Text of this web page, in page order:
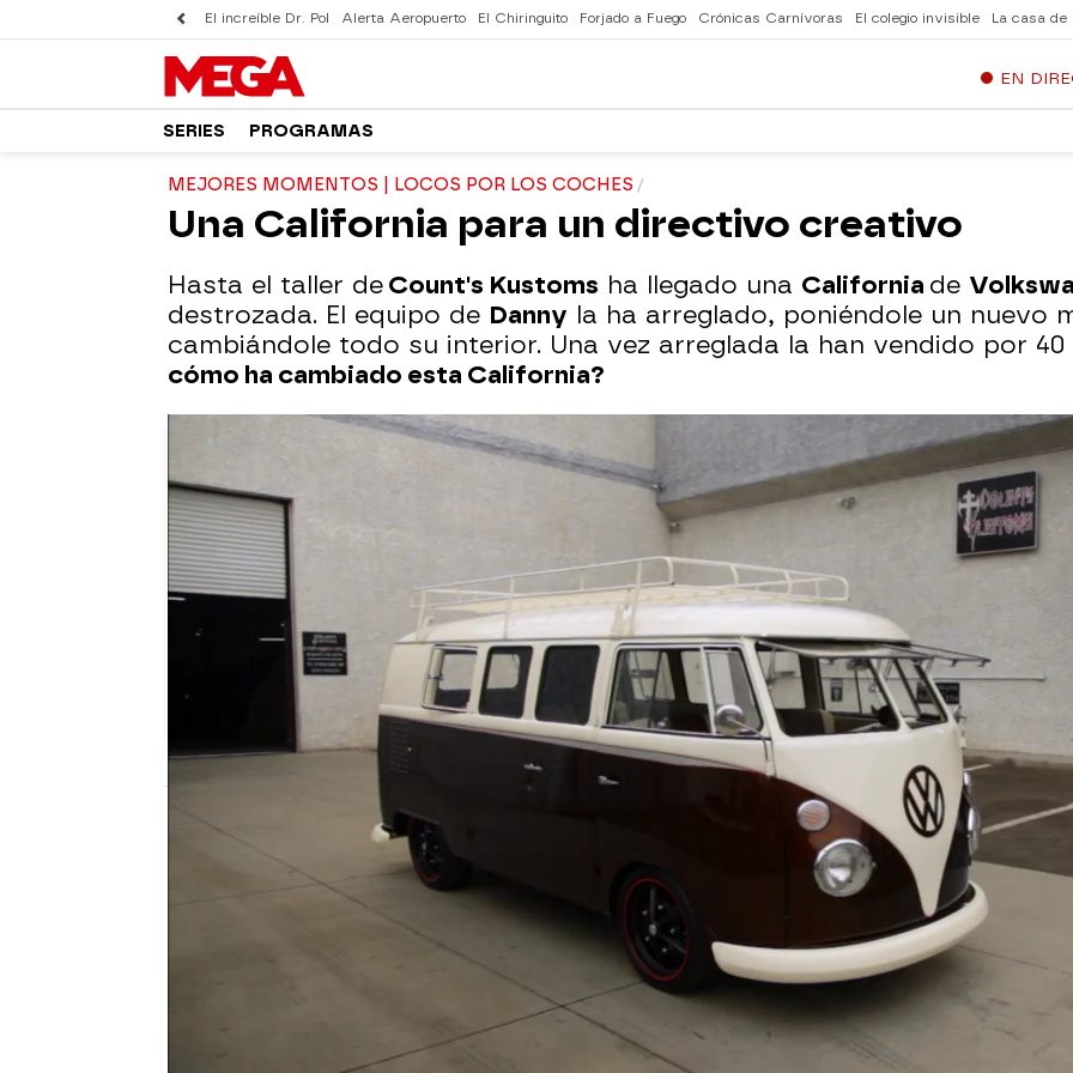
El increíble Dr. Pol Alerta Aeropuerto El Chiringuito Forjado a Fuego Crónicas Carnívoras El colegio invisible La casa de
EN
SERIES PROGRAMAS
MEJORES MOMENTOS | LOCOS POR LOS COCHES
Una California para un directivo creativo
Hasta el taller de Count's Kustoms ha llegado una California de
destrozada. El equipo de Danny la ha arreglado, poniéndole un nuevo
cambiándole todo su interior. Una vez arreglada la han vendido por
cómo ha cambiado esta California?
21 de febrero de 2018, 13:10
WhatsappFacebook
X
locos por los coches